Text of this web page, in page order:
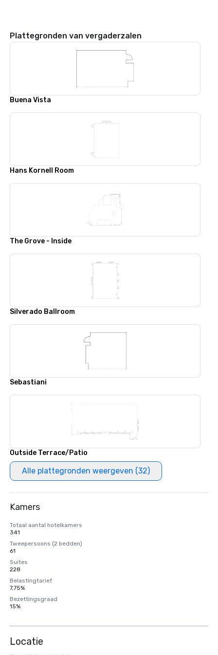
Plattegronden van vergaderzalen
Buena Vista
Hans Kornell Room
The Grove - Inside
Silverado Ballroom
Sebastiani
Outside Terrace/Patio
Alle plattegronden weergeven (32)
Kamers
Totaal aantal hotelkamers
341
Tweepersoons (2 bedden)
61
Suites
228
Belastingtarief
7,75%
Bezettingsgraad
15%
Locatie